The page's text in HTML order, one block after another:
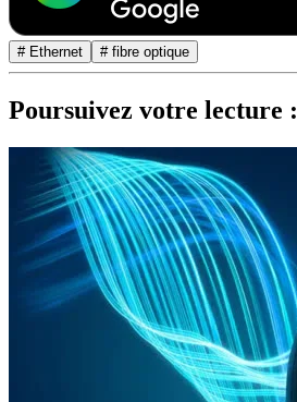
# Ethernet # fibre optique
Poursuivez votre lecture :